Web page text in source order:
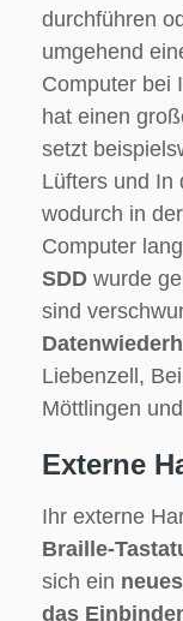
durchführen
umgehend
Computer bei
hat einen
setzt
Lüfters und In
wodurch in
Computer
SDD wurde
sind
Liebenzell,
Möttlingen
Externe
Ihr externe
Braille-
sich ein
das